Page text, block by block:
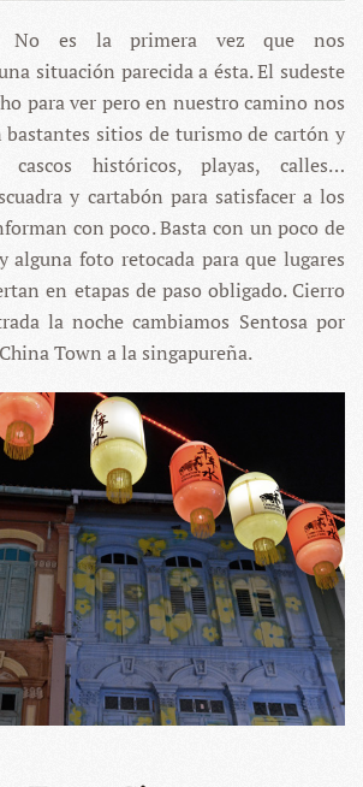
No es la primera vez que nos
situación parecida a ésta. El sudeste
para ver pero en nuestro camino nos
bastantes sitios de turismo de cartón y
cascos históricos, playas, calles…
y cartabón para satisfacer a los
con poco. Basta con un poco de
alguna foto retocada para que lugares
en etapas de paso obligado. Cierro
la noche cambiamos Sentosa por
Town a la singapureña.